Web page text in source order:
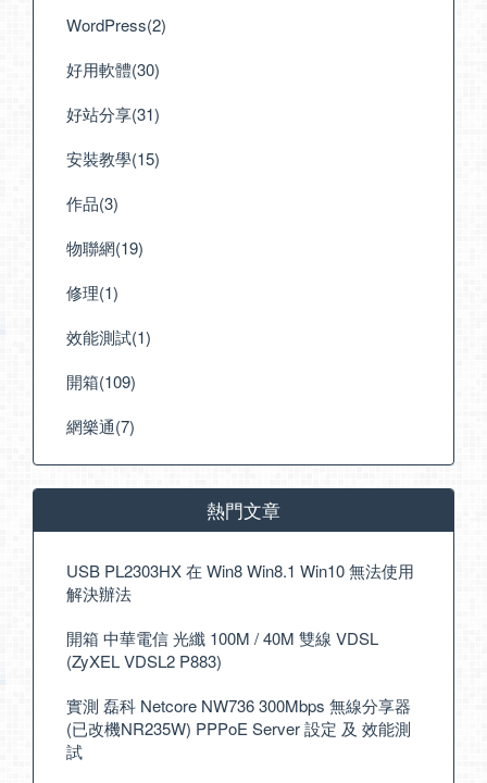
WordPress(2)
好用軟體(30)
好站分享(31)
安裝教學(15)
作品(3)
物聯網(19)
修理(1)
效能測試(1)
開箱(109)
網樂通(7)
熱門文章
USB PL2303HX 在 Win8 Win8.1 Win10 無法使用
解決辦法
開箱 中華電信 光纖 100M / 40M 雙線 VDSL
(ZyXEL VDSL2 P883)
實測 磊科 Netcore NW736 300Mbps 無線分享器
(已改機NR235W) PPPoE Server 設定 及 效能測
試